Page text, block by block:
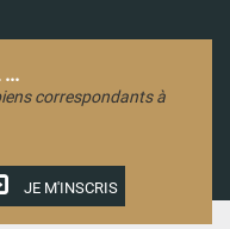
correspondants à
JE M'INSCRIS